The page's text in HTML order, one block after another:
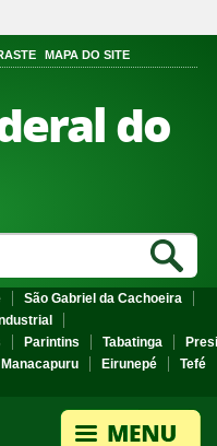
MAPA DO SITE
do
São Gabriel da Cachoeira
Parintins Tabatinga
Manacapuru Eirunepé
Tefé